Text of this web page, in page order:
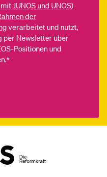
JUNOS und UNOS)
der
verarbeitet und nutzt,
per Newsletter über
Positionen und